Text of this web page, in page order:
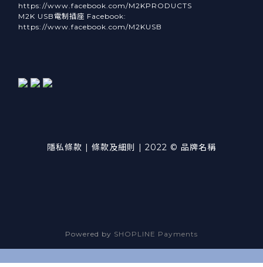
https://www.facebook.com/M2KPRODUCTS
M2K USB電制插座 Facebook:
https://www.facebook.com/M2KUSB
隱私條款 | 條款及細則 | 2022 © 品牌名稱
Powered by SHOPLINE Payments